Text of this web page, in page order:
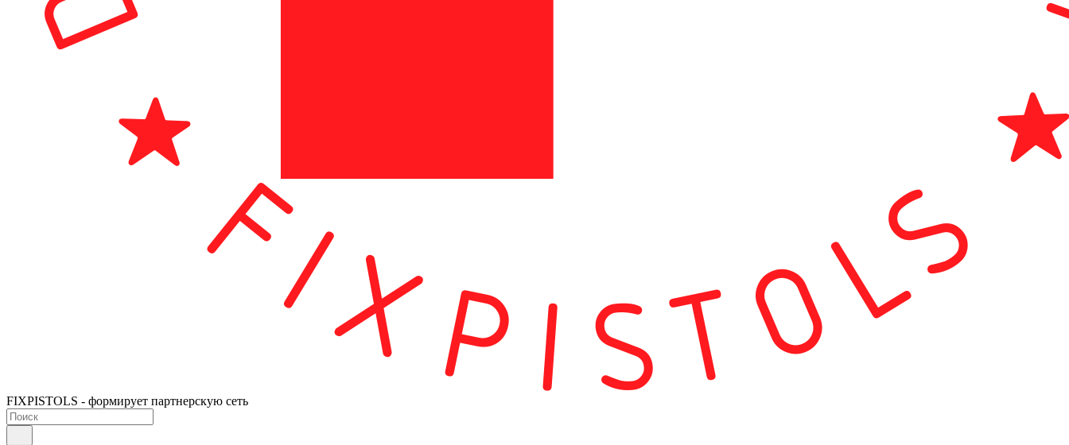
FIXPISTOLS - формирует партнерскую сеть